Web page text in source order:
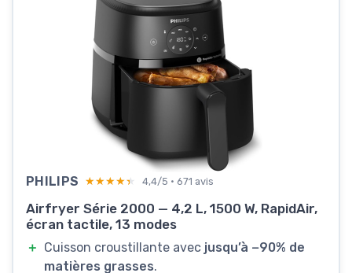
PHILIPS ★★★★★
★★★★★ 4,4/5 · 671 avis
Airfryer Série 2000 — 4,2 L, 1500 W, RapidAir,
écran tactile, 13 modes
＋ Cuisson croustillante avec jusqu’à −90% de
matières grasses.